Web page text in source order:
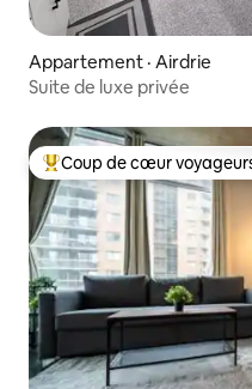
Appartement · Airdrie
Suite de luxe privée
Coup de cœur voyageurs
Coup de cœur